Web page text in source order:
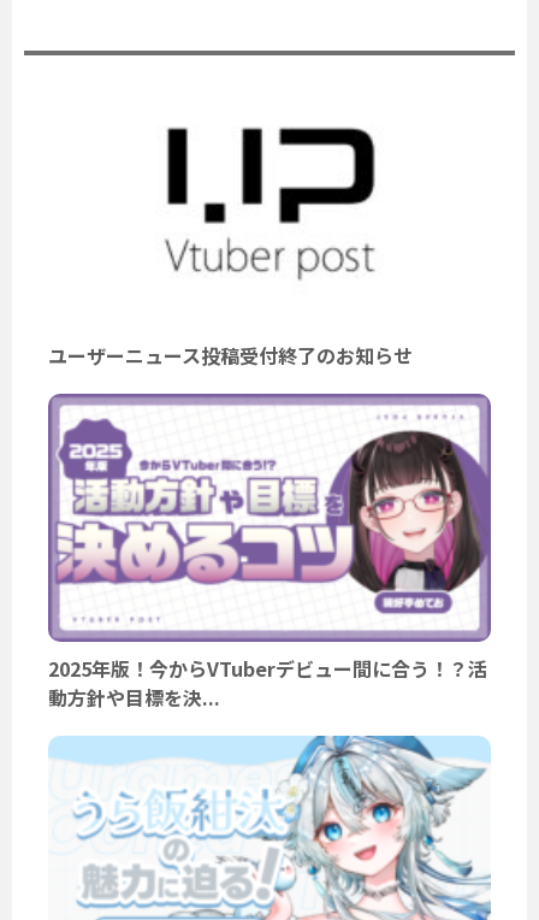
ユーザーニュース投稿受付終了のお知らせ
2025年版！今からVTuberデビュー間に合う！？活
動方針や目標を決...